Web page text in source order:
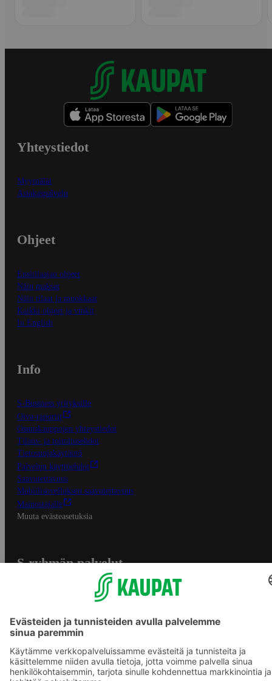
Yhteystiedot
Myymälät
Asiakaspalvelu
Ohjeet
Ensitilaajan ohjeet
Näin maksat
Näin tilaat ja muokkaat
Kaikki ohjeet ja vinkit
In English
Info
S-Business yrityksille
Oiva-raportit
Osuuskauppojen yhteystiedot
Tilaus- ja toimitusehdot
Tietosuojakäytäntö
Palvelun käyttöehdot
Saavutettavuus
Mobiilisovelluksen saavutettavuus
Mainostajalle
Muuta evästeasetuksia
S-ryhmän palvelut
Yhteishyvä Ruoka -sovellus
S-ostoslista -sovellus
Prisma.fi
Sokos.fi
S-Pankki